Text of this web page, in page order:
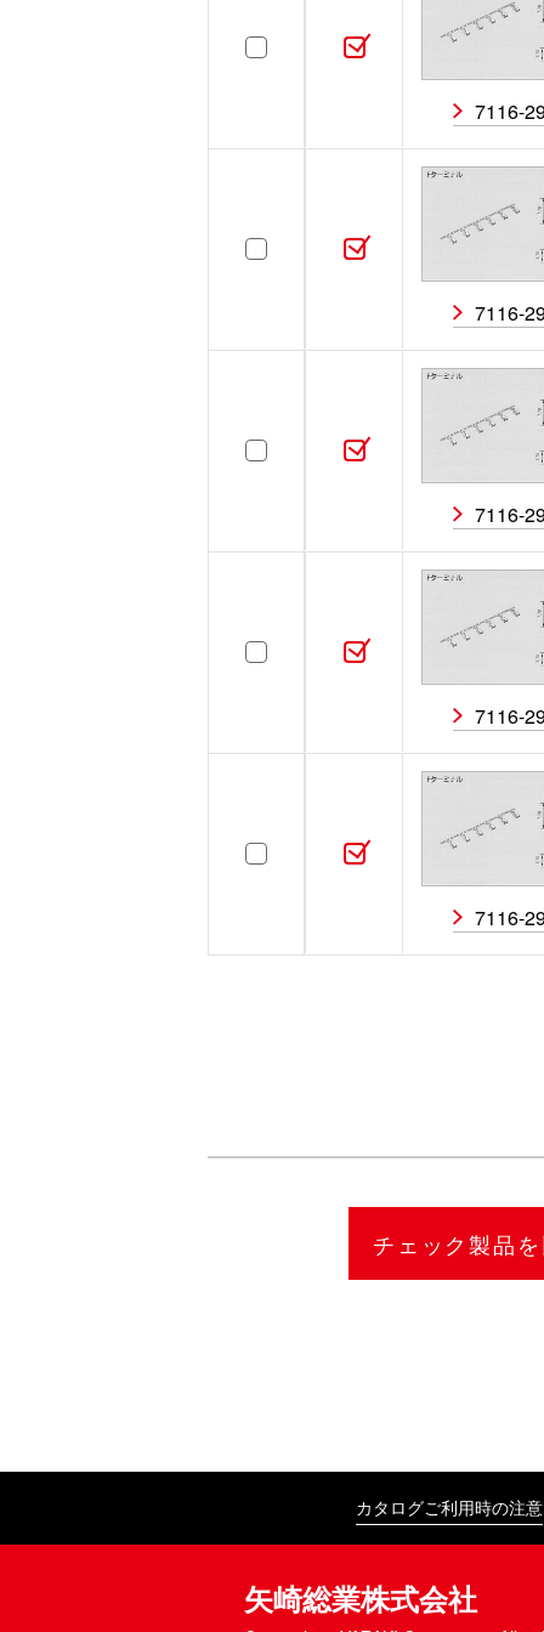
7116-
7116-
7116-
7116-
7116-
カタログご利用時の注意
矢崎総業株式会社